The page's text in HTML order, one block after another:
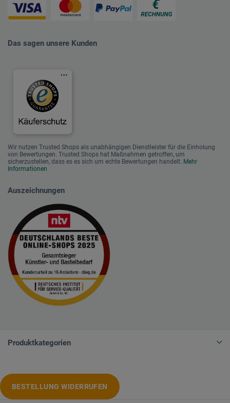
Das sagen unsere Kunden
Wir nutzen Trusted Shops als unabhängigen Dienstleister für die Einholung
von Bewertungen. Trusted Shops hat Maßnahmen getroffen, um
sicherzustellen, dass es es sich um echte Bewertungen handelt. Mehr
Informationen
Auszeichnungen
Produktkategorien
BESTELLUNG WIDERRUFEN